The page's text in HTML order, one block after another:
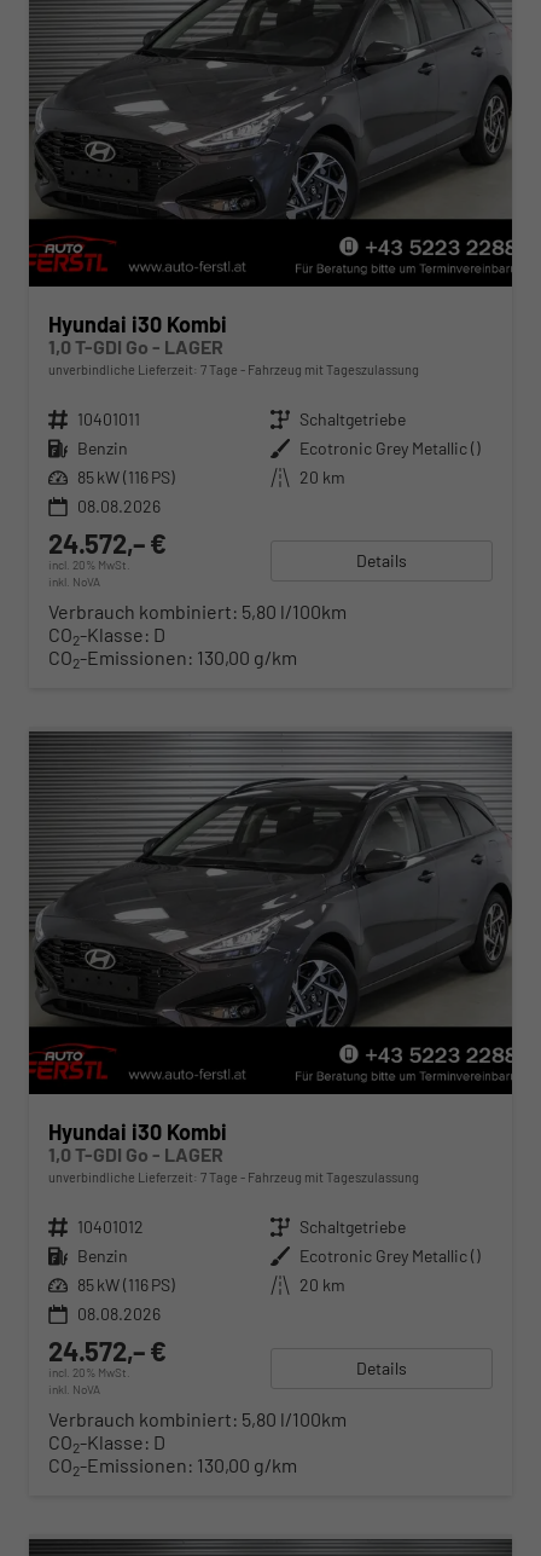
Hyundai i30 Kombi
1,0 T-GDI Go - LAGER
unverbindliche Lieferzeit: 7 Tage Fahrzeug mit Tageszulassung
Fahrzeugnr. 10401011 Getriebe Schaltgetriebe
Kraftstoff Benzin Außenfarbe Ecotronic Grey Metallic ()
Leistung 85 kW (116 PS) Kilometerstand 20 km
08.08.2026
24.572,– €
incl. 20% MwSt.
inkl. NoVA
Details
Verbrauch kombiniert: 5,80 l/100km
CO2-Klasse: D
CO2-Emissionen: 130,00 g/km
Hyundai i30 Kombi
1,0 T-GDI Go - LAGER
unverbindliche Lieferzeit: 7 Tage Fahrzeug mit Tageszulassung
Fahrzeugnr. 10401012 Getriebe Schaltgetriebe
Kraftstoff Benzin Außenfarbe Ecotronic Grey Metallic ()
Leistung 85 kW (116 PS) Kilometerstand 20 km
08.08.2026
24.572,– €
incl. 20% MwSt.
inkl. NoVA
Details
Verbrauch kombiniert: 5,80 l/100km
CO2-Klasse: D
CO2-Emissionen: 130,00 g/km